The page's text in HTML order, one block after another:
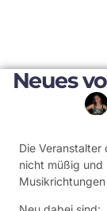
Neues
Die Veranstalter
nicht müßig und